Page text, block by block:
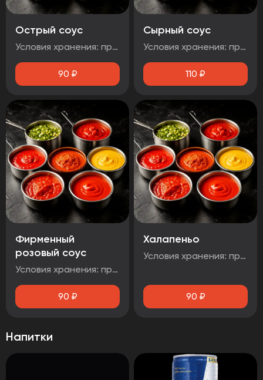
Острый соус
Условия хранения: при температуре от плюс 2°C до плюс 4°C Срок годности: 48 часов Т.У 10.71. 11-001-48751922-2017 Рекомендуется употребить сразу после вскрытия упаковки Без ГМО
90 ₽
Сырный соус
Условия хранения: при температуре от плюс 2°C до плюс 4°C Срок годности: 48 часов Т.У 10.71. 11-001-48751922-2017 Рекомендуется употребить сразу после вскрытия упаковки Без ГМО
110 ₽
Фирменный
розовый соус
Условия хранения: при температуре от плюс 2°C до плюс 4°C Срок годности: 48 часов Т.У 10.71. 11-001-48751922-2017 Рекомендуется употребить сразу после вскрытия упаковки Без ГМ
90 ₽
Халапеньо
Условия хранения: при температуре от плюс 2°C до плюс 4°C Срок годности: 48 часов Т.У 10.71. 11-001-48751922-2017 Рекомендуется употребить сразу после вскрытия упаковки Без ГМО
90 ₽
Напитки